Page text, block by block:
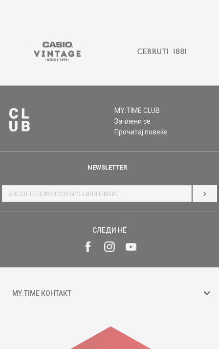
MY:TIME CLUB
Зачлени се
Прочитај повеќе
NEWSLETTER
СЛЕДИ НÉ
MY:TIME КОНТАКТ
ул. Гоце Николовски бр.74 Скопје